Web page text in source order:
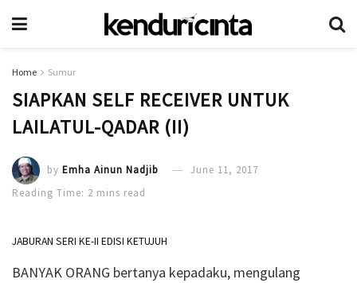
Home Sumur
SIAPKAN SELF RECEIVER UNTUK
LAILATUL-QADAR (II)
by Emha Ainun Nadjib
June 11, 2017
Reading Time: 2 mins read
JABURAN SERI KE-II EDISI KETUJUH
BANYAK ORANG bertanya kepadaku, mengulang